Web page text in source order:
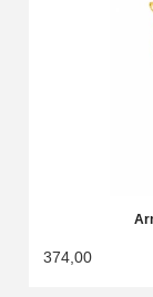
374,00